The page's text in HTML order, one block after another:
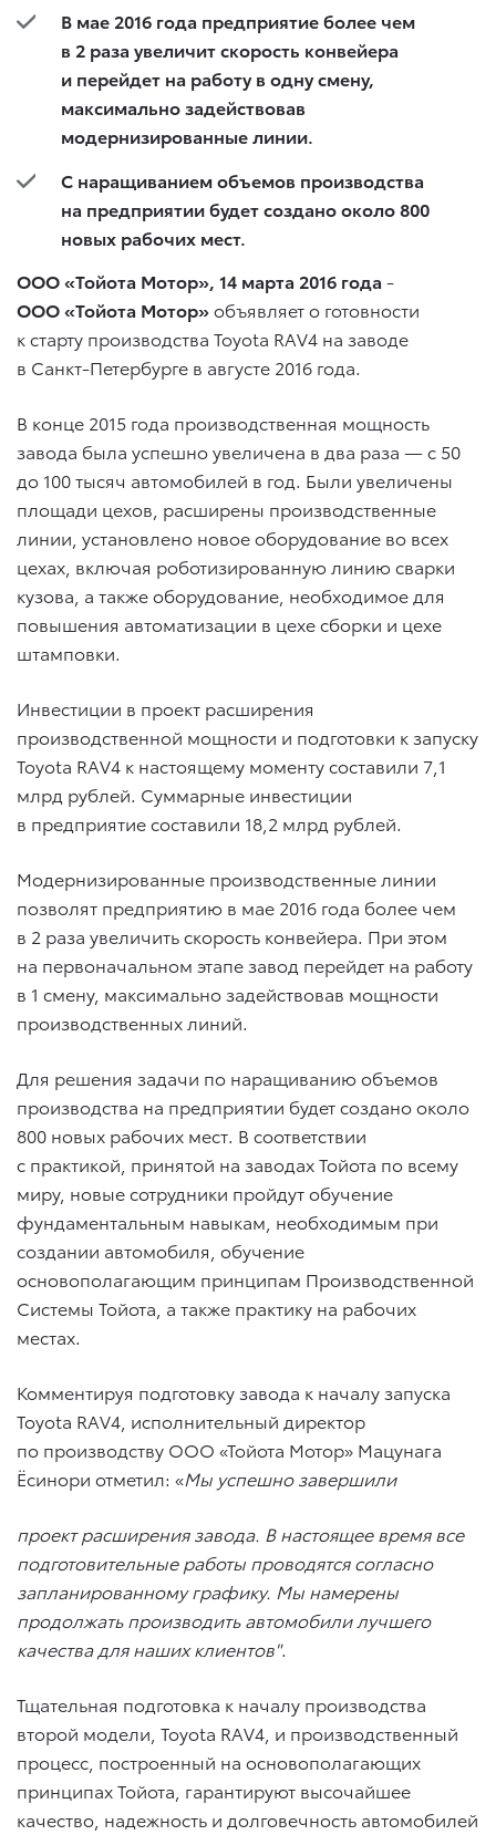
В мае 2016 года предприятие более чем
в 2 раза увеличит скорость конвейера
и перейдет на работу в одну смену,
максимально задействовав
модернизированные линии.
С наращиванием объемов производства
на предприятии будет создано около 800
новых рабочих мест.
ООО «Тойота Мотор», 14 марта 2016 года -
ООО «Тойота Мотор»объявляет о готовности
к старту производства Toyota RAV4 на заводе
в Санкт-Петербурге в августе 2016 года.
В конце 2015 года производственная мощность
завода была успешно увеличена в два раза — с 50
до 100 тысяч автомобилей в год. Были увеличены
площади цехов, расширены производственные
линии, установлено новое оборудование во всех
цехах, включая роботизированную линию сварки
кузова, а также оборудование, необходимое для
повышения автоматизации в цехе сборки и цехе
штамповки.
Инвестиции в проект расширения
производственной мощности и подготовки к запуску
Toyota RAV4 к настоящему моменту составили 7,1
млрд рублей. Суммарные инвестиции
в предприятие составили 18,2 млрд рублей.
Модернизированные производственные линии
позволят предприятию в мае 2016 года более чем
в 2 раза увеличить скорость конвейера. При этом
на первоначальном этапе завод перейдет на работу
в 1 смену, максимально задействовав мощности
производственных линий.
Для решения задачи по наращиванию объемов
производства на предприятии будет создано около
800 новых рабочих мест. В соответствии
с практикой, принятой на заводах Тойота по всему
миру, новые сотрудники пройдут обучение
фундаментальным навыкам, необходимым при
создании автомобиля, обучение
основополагающим принципам Производственной
Системы Тойота, а также практику на рабочих
местах.
Комментируя подготовку завода к началу запуска
Toyota RAV4, исполнительный директор
по производству ООО «Тойота Мотор» Мацунага
Ёсинори отметил: «Мы успешно завершили
проектрасширения завода. В настоящее время все
подготовительные работы проводятся согласно
запланированному графику. Мы намерены
продолжать производить автомобили лучшего
качества для наших клиентов".
Тщательная подготовка к началу производства
второй модели, Toyota RAV4, и производственный
процесс, построенный на основополагающих
принципах Тойота, гарантируют высочайшее
качество, надежность и долговечность автомобилей